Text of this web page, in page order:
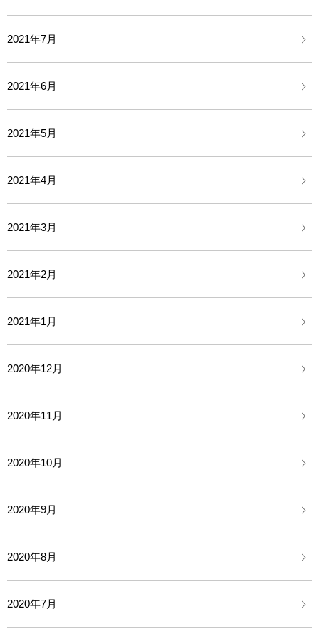
2021年7月
2021年6月
2021年5月
2021年4月
2021年3月
2021年2月
2021年1月
2020年12月
2020年11月
2020年10月
2020年9月
2020年8月
2020年7月